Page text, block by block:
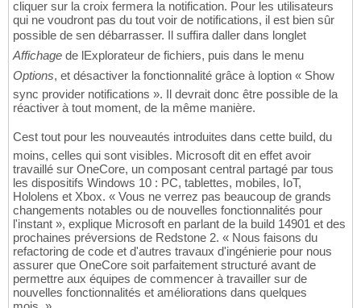
cliquer sur la croix fermera la notification. Pour les utilisateurs
qui ne voudront pas du tout voir de notifications, il est bien sûr
possible de sen débarrasser. Il suffira daller dans longlet
Affichage de lExplorateur de fichiers, puis dans le menu
Options, et désactiver la fonctionnalité grâce à loption « Show
sync provider notifications ». Il devrait donc être possible de la
réactiver à tout moment, de la même manière.
Cest tout pour les nouveautés introduites dans cette build, du
moins, celles qui sont visibles. Microsoft dit en effet avoir
travaillé sur OneCore, un composant central partagé par tous
les dispositifs Windows 10 : PC, tablettes, mobiles, IoT,
Hololens et Xbox. « Vous ne verrez pas beaucoup de grands
changements notables ou de nouvelles fonctionnalités pour
l'instant », explique Microsoft en parlant de la build 14901 et des
prochaines préversions de Redstone 2. « Nous faisons du
refactoring de code et d'autres travaux d'ingénierie pour nous
assurer que OneCore soit parfaitement structuré avant de
permettre aux équipes de commencer à travailler sur de
nouvelles fonctionnalités et améliorations dans quelques